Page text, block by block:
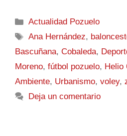
Actualidad Pozuelo
Ana Hernández,
Bascuñana, Cobaleda,
Moreno, fútbol pozuelo, Helio
Ambiente, Urbanismo, voley,
Deja un comentario